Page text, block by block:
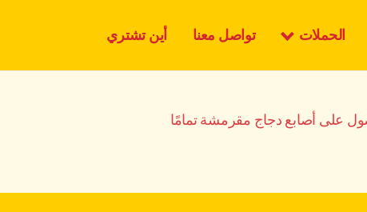
الحملات تواصل معنا أين تشتري
على أصابع دجاج مقرمشة تمامًا